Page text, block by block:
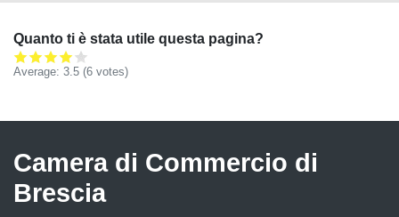
Quanto ti è stata utile questa pagina?
Average: 3.5 (6 votes)
Camera di Commercio di
Brescia